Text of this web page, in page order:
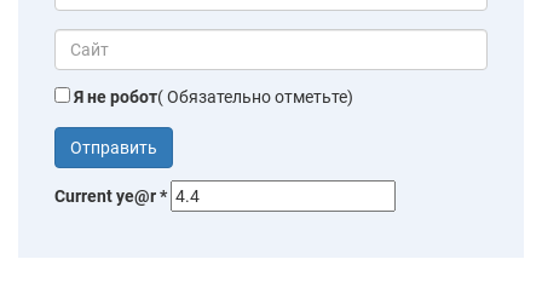
Я не робот( Обязательно отметьте)
Current ye@r*